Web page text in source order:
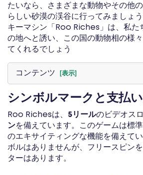
たいなら、さまざまな動物やその他
らしい砂漠の渓谷に行ってみましょ
キーマシン「Roo Riches」は、私た
の地へと誘い、この国の動物相の様
てくれるでしょう
コンテンツ [表示]
シンボルマークと支払
Roo Richesは、 5リールのビデオス
ンを備えています。このゲームは標
のエキサイティングな機能を備えて
ボルはありませんが、フリースピン
ターはあります。